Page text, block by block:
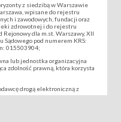
z siedzibą w Warszawie
wpisane do rejestru
i zawodowych, fundacji oraz
zdrowotnej i do rejestru
dla m.st. Warszawy, XII
Sądowego pod numerem KRS:
015503904;
lub jednostka organizacyjna
zdolność prawną, która korzysta
drogą elektroniczną z